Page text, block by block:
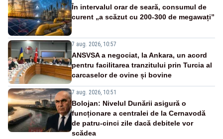
În intervalul orar de seară, consumul de
curent „a scăzut cu 200-300 de megawați”
7 aug. 2026, 10:57
ANSVSA a negociat, la Ankara, un acord
pentru facilitarea tranzitului prin Turcia al
carcaselor de ovine și bovine
7 aug. 2026, 10:51
Bolojan: Nivelul Dunării asigură o
funcționare a centralei de la Cernavodă
de patru-cinci zile dacă debitele vor
scădea